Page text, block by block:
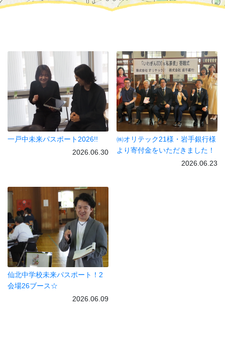
一戸中未来パスポート2026!!
2026.06.30
㈱オリテック21様・岩手銀行様
より寄付金をいただきました！
2026.06.23
仙北中学校未来パスポート！2
会場26ブース☆
2026.06.09